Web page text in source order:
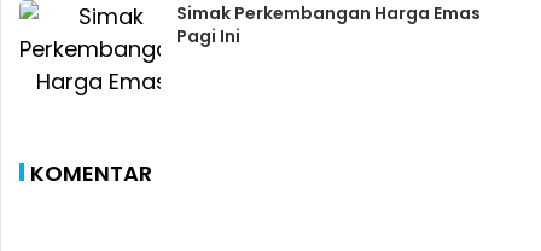
Simak Perkembangan Harga Emas
Pagi Ini
KOMENTAR